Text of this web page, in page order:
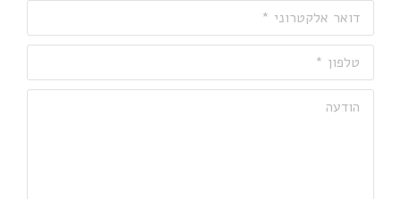
דואר אלקטרוני *
טלפון *
הודעה